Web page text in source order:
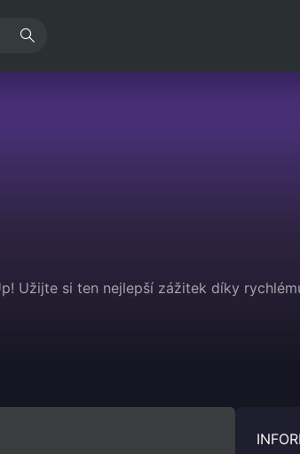
Užijte si ten nejlepší zážitek díky